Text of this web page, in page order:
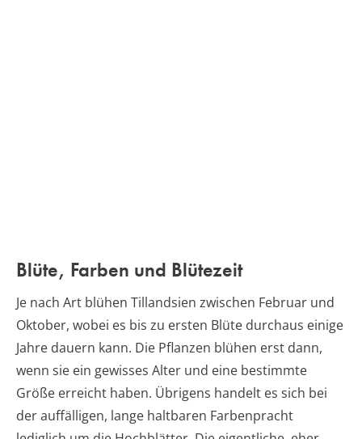
Blüte, Farben und Blütezeit
Je nach Art blühen Tillandsien zwischen Februar und
Oktober, wobei es bis zu ersten Blüte durchaus einige
Jahre dauern kann. Die Pflanzen blühen erst dann,
wenn sie ein gewisses Alter und eine bestimmte
Größe erreicht haben. Übrigens handelt es sich bei
der auffälligen, lange haltbaren Farbenpracht